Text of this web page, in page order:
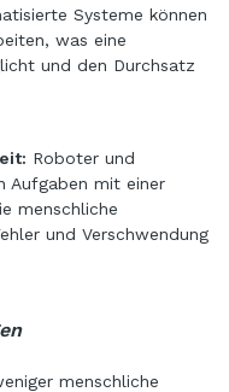
Systeme können
was eine
und den Durchsatz
Roboter und
Aufgaben mit einer
menschliche
und Verschwendung
menschliche